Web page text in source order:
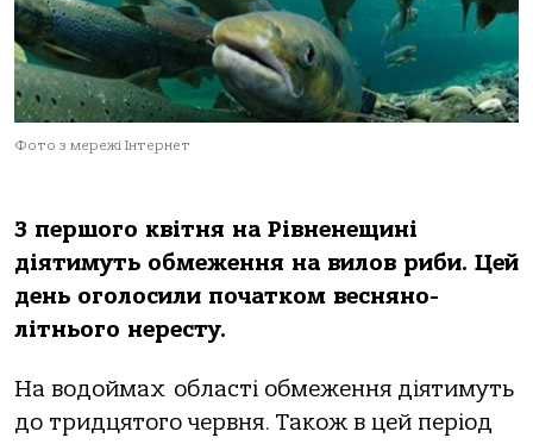
Фото з мережі Інтернет
З першого квітня на Рівненещині
діятимуть обмеження на вилов риби. Цей
день оголосили початком весняно-
літнього нересту.
На водоймах області обмеження діятимуть
до тридцятого червня. Також в цей період